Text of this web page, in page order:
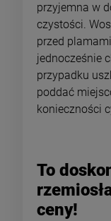
przyjemna w
czystości.
przed
jednocześnie
przypadku
poddać
konieczności
To
ceny!